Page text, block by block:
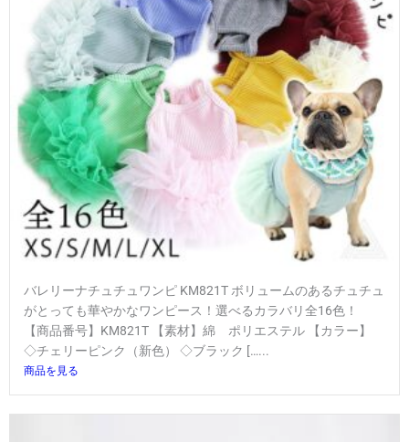
バレリーナチュチュワンピ KM821T ボリュームのあるチュチュ
がとっても華やかなワンピース！選べるカラバリ全16色！
【商品番号】KM821T 【素材】綿 ポリエステル 【カラー】
◇チェリーピンク（新色） ◇ブラック […...
商品を見る